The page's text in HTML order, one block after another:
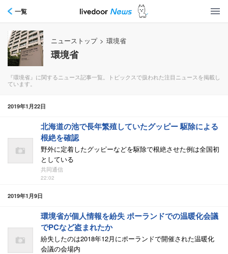
一覧
ニューストップ > 環境省
環境省
『環境省』に関するニュース記事一覧。トピックスで扱われた注目ニュースを掲載し
ています。
2019年1月22日
北海道の池で長年繁殖していたグッピー 駆除による
根絶を確認
野外に定着したグッピーなどを駆除で根絶させた例は全国初
としている
共同通信
22:02
2019年1月9日
環境省が個人情報を紛失 ポーランドでの温暖化会議
でPCなど盗まれたか
紛失したのは2018年12月にポーランドで開催された温暖化
会議の会場内